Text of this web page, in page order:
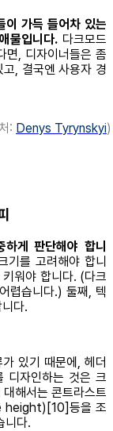
이 가득 들어차 있는
물입니다. 다크모드
면, 디자이너들은 좀
, 결국엔 사용자 경
: Denys Tyrynskyi)
게 판단해야 합니
기를 고려해야 합니
워야 합니다. (다크
렵습니다.) 둘째, 텍
다.
있기 때문에, 헤더
자인하는 것은 크
해서는 콘트라스트
height)[10]등을 조
니다.